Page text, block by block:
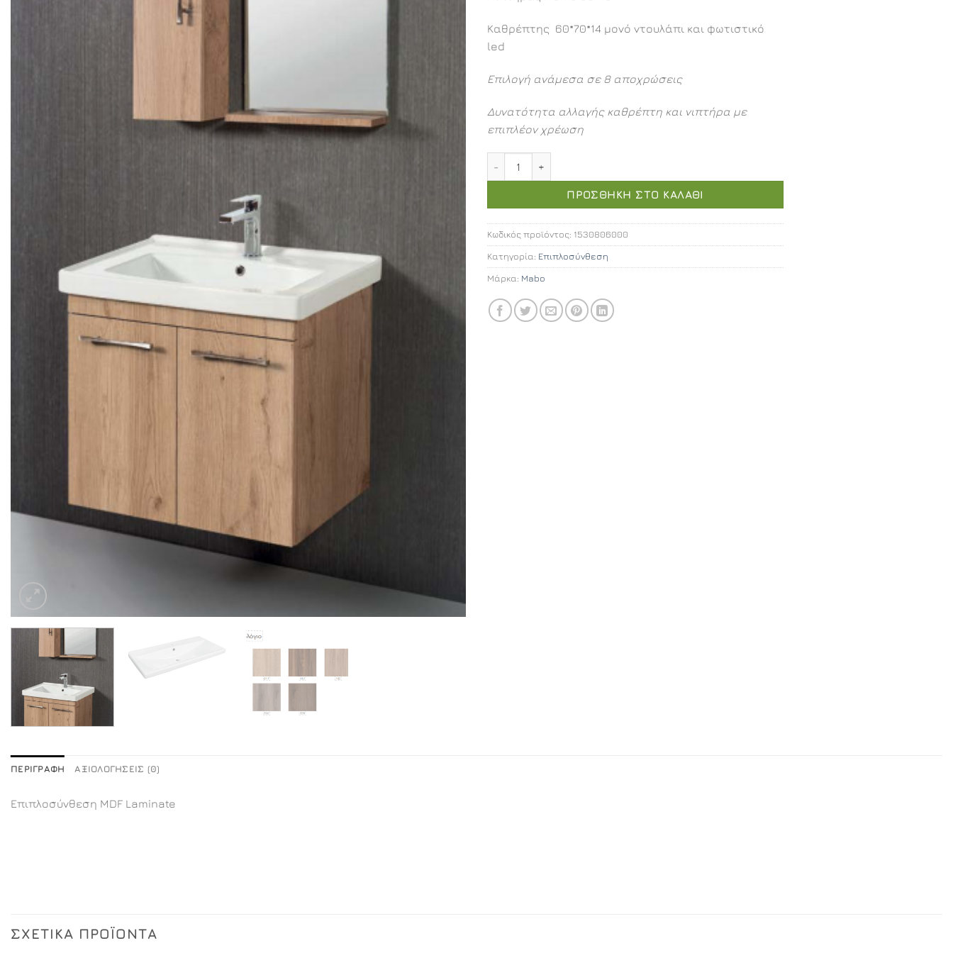
Καθρέπτης 60*70*14 μονό ντουλάπι και φωτιστικό
led
Επιλογή ανάμεσα σε 8 αποχρώσεις
Δυνατότητα αλλαγής καθρέπτη και νιπτήρα με
επιπλέον χρέωση
ΠΡΟΣΘΉΚΗ ΣΤΟ ΚΑΛΆΘΙ
Κωδικός προϊόντος: 1530806000
Κατηγορία: Επιπλοσύνθεση
Μάρκα: Mabo
ΠΕΡΙΓΡΑΦΉ ΑΞΙΟΛΟΓΉΣΕΙΣ (0)
Επιπλοσύνθεση MDF Laminate
ΣΧΕΤΙΚΆ ΠΡΟΪΌΝΤΑ